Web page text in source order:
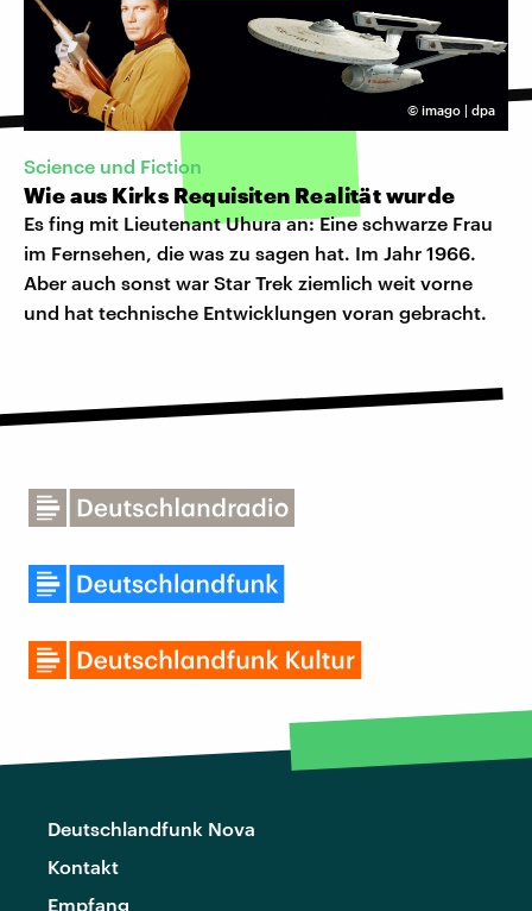
© imago | dpa
Science und Fiction
Wie aus Kirks Requisiten Realität wurde
Es fing mit Lieutenant Uhura an: Eine schwarze Frau
im Fernsehen, die was zu sagen hat. Im Jahr 1966.
Aber auch sonst war Star Trek ziemlich weit vorne
und hat technische Entwicklungen voran gebracht.
Deutschlandfunk Nova
Kontakt
Empfang